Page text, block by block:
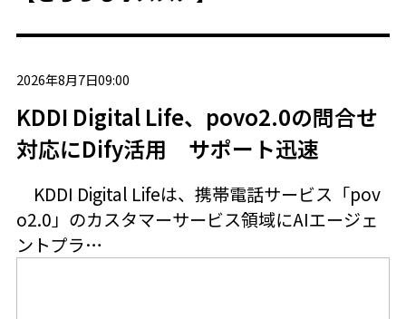
2026年8月7日09:00
KDDI Digital Life、povo2.0の問合せ
対応にDify活用 サポート迅速
KDDI Digital Lifeは、携帯電話サービス「pov
o2.0」のカスタマーサービス領域にAIエージェ
ントプラ…